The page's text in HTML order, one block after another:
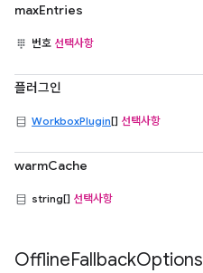
maxEntries
번호 선택사항
플러그인
WorkboxPlugin[] 선택사항
warmCache
string[] 선택사항
OfflineFallbackOptions